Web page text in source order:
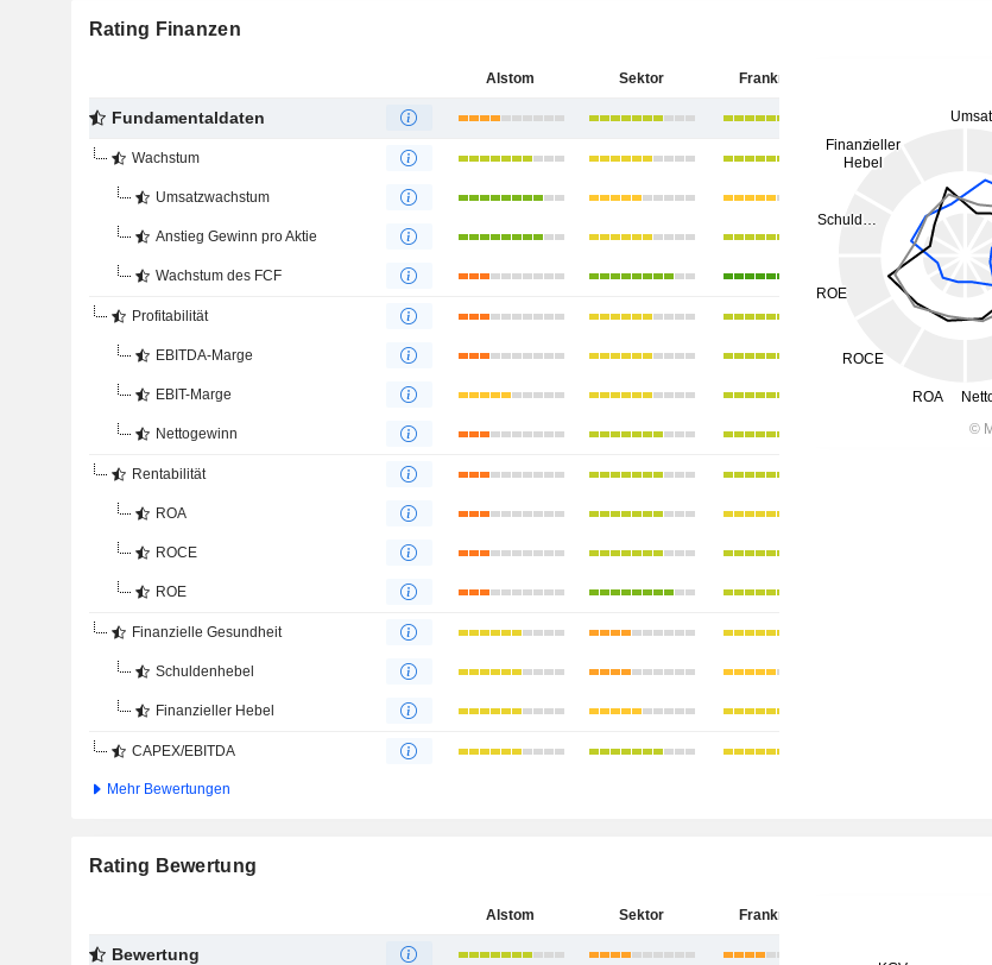
Rating Finanzen
Alstom Sektor Frankreich
Fundamentaldaten
Wachstum
Umsatzwachstum
Anstieg Gewinn pro Aktie
Wachstum des FCF
Profitabilität
EBITDA-Marge
EBIT-Marge
Nettogewinn
Rentabilität
ROA
ROCE
ROE
Finanzielle Gesundheit
Schuldenhebel
Finanzieller Hebel
CAPEX/EBITDA
Mehr Bewertungen
Rating Bewertung
Alstom Sektor Frankreich
Bewertung